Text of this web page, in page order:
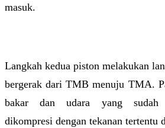
masuk.
Langkah kedua piston melakukan
bergerak dari TMB menuju TMA.
bakar dan udara yang sudah
dikompresi dengan tekanan tertentu